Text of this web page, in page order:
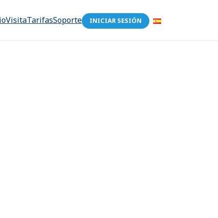
VisitaTarifasSoporte INICIAR SESIÓN